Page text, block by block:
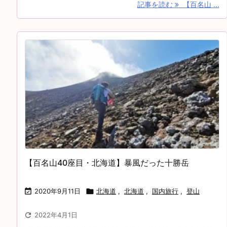
記事を読む 【百名山 ...
【百名山40座目・北海道】暴風だった十勝岳
 2020年9月11日  北海道 , 北海道 , 国内旅行 , 登山
 2022年4月1日